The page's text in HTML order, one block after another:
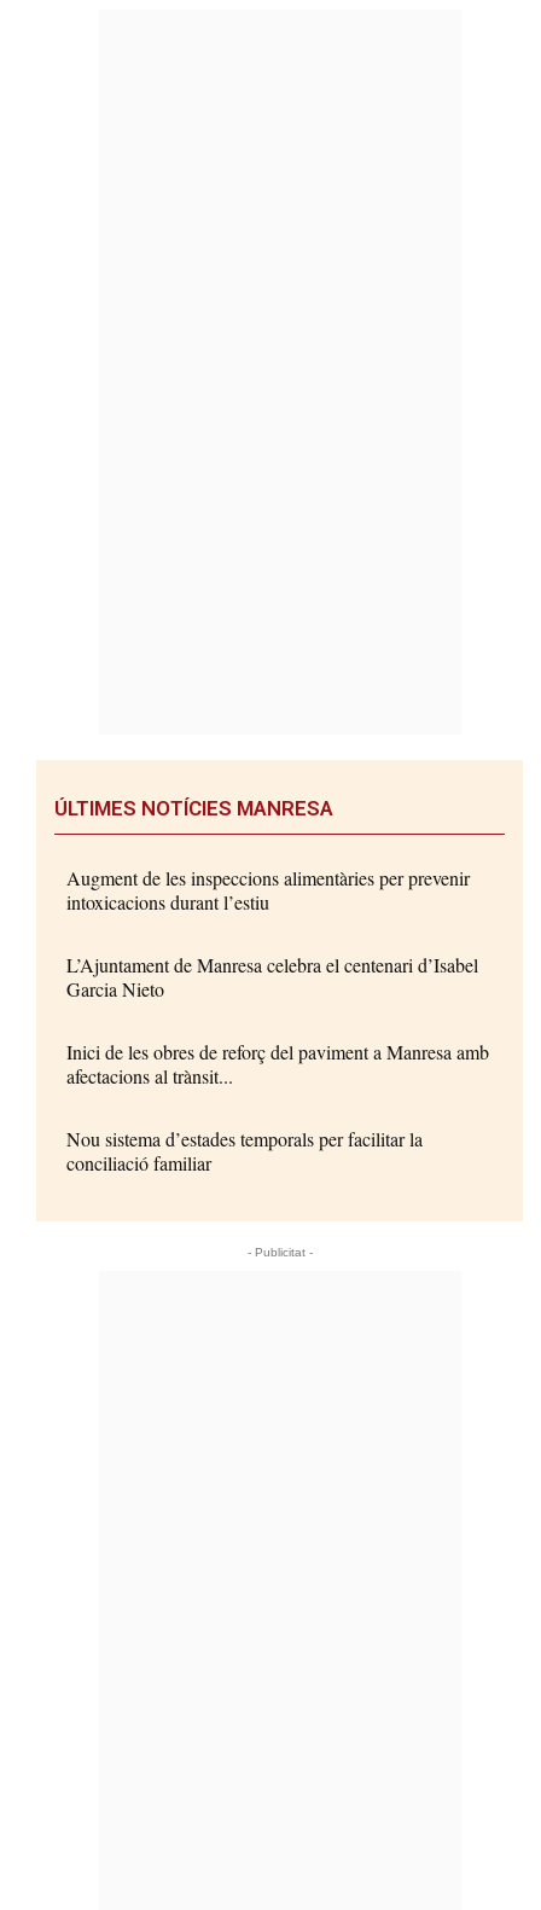
ÚLTIMES NOTÍCIES MANRESA
Augment de les inspeccions alimentàries per prevenir
intoxicacions durant l’estiu
L’Ajuntament de Manresa celebra el centenari d’Isabel
Garcia Nieto
Inici de les obres de reforç del paviment a Manresa amb
afectacions al trànsit...
Nou sistema d’estades temporals per facilitar la
conciliació familiar
- Publicitat -